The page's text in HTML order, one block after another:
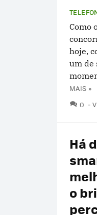
Como
hoje,
um de
MAIS »
0
Há
o